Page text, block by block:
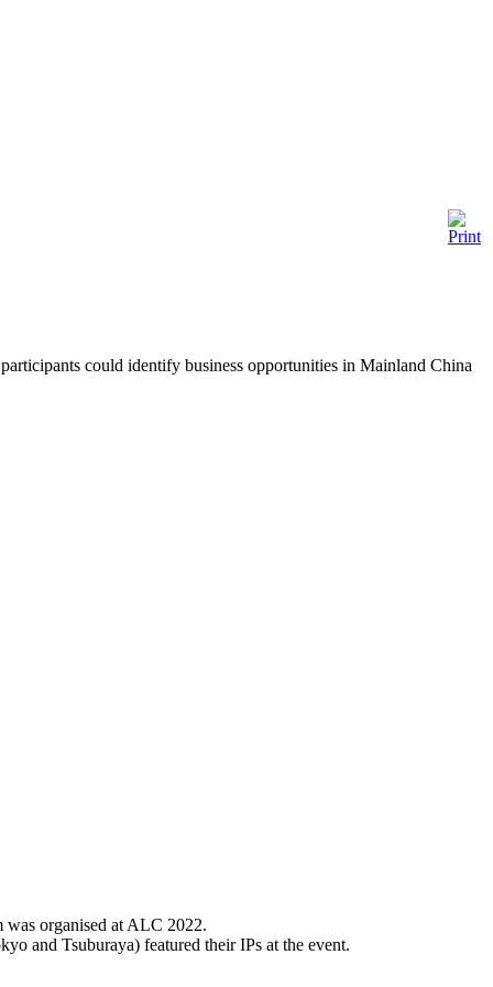
could identify business opportunities in Mainland China
organised at ALC 2022.
and Tsuburaya) featured their IPs at the event.